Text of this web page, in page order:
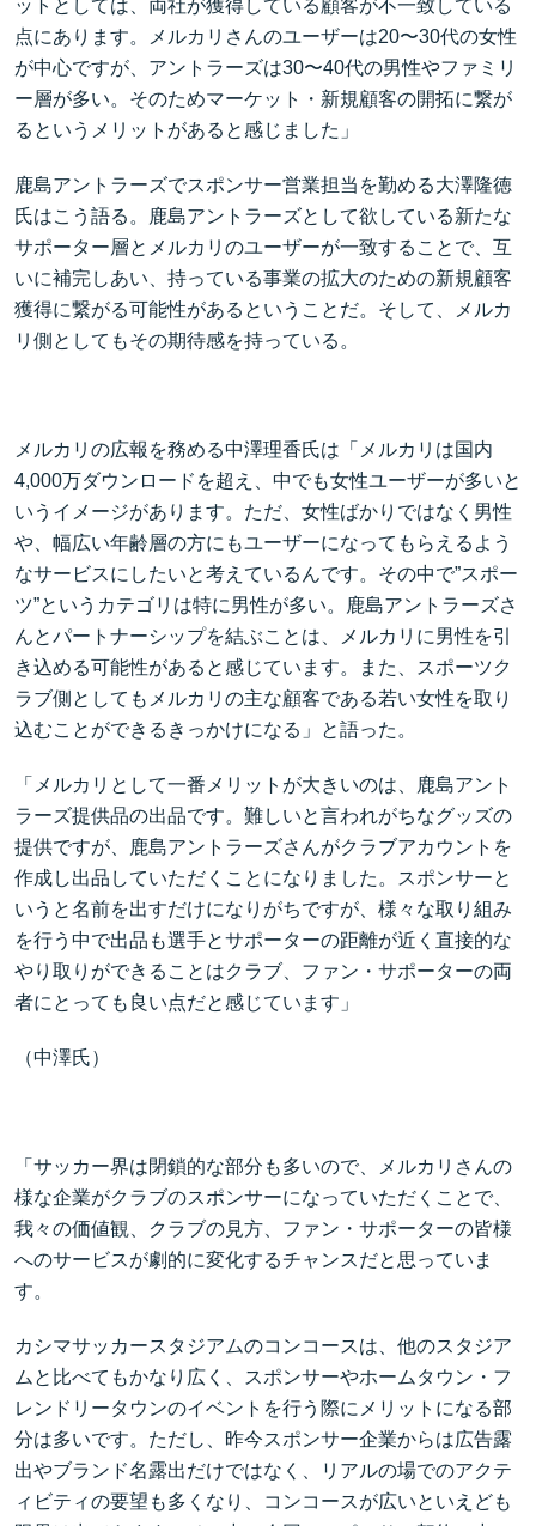
ットとしては、両社が獲得している顧客が不一致している
点にあります。メルカリさんのユーザーは20〜30代の女性
が中心ですが、アントラーズは30〜40代の男性やファミリ
ー層が多い。そのためマーケット・新規顧客の開拓に繋が
るというメリットがあると感じました」
鹿島アントラーズでスポンサー営業担当を勤める大澤隆徳
氏はこう語る。鹿島アントラーズとして欲している新たな
サポーター層とメルカリのユーザーが一致することで、互
いに補完しあい、持っている事業の拡大のための新規顧客
獲得に繋がる可能性があるということだ。そして、メルカ
リ側としてもその期待感を持っている。
メルカリの広報を務める中澤理香氏は「メルカリは国内
4,000万ダウンロードを超え、中でも女性ユーザーが多いと
いうイメージがあります。ただ、女性ばかりではなく男性
や、幅広い年齢層の方にもユーザーになってもらえるよう
なサービスにしたいと考えているんです。その中で”スポー
ツ”というカテゴリは特に男性が多い。鹿島アントラーズさ
んとパートナーシップを結ぶことは、メルカリに男性を引
き込める可能性があると感じています。また、スポーツク
ラブ側としてもメルカリの主な顧客である若い女性を取り
込むことができるきっかけになる」と語った。
「メルカリとして一番メリットが大きいのは、鹿島アント
ラーズ提供品の出品です。難しいと言われがちなグッズの
提供ですが、鹿島アントラーズさんがクラブアカウントを
作成し出品していただくことになりました。スポンサーと
いうと名前を出すだけになりがちですが、様々な取り組み
を行う中で出品も選手とサポーターの距離が近く直接的な
やり取りができることはクラブ、ファン・サポーターの両
者にとっても良い点だと感じています」
（中澤氏）
「サッカー界は閉鎖的な部分も多いので、メルカリさんの
様な企業がクラブのスポンサーになっていただくことで、
我々の価値観、クラブの見方、ファン・サポーターの皆様
へのサービスが劇的に変化するチャンスだと思っていま
す。
カシマサッカースタジアムのコンコースは、他のスタジア
ムと比べてもかなり広く、スポンサーやホームタウン・フ
レンドリータウンのイベントを行う際にメリットになる部
分は多いです。ただし、昨今スポンサー企業からは広告露
出やブランド名露出だけではなく、リアルの場でのアクテ
ィビティの要望も多くなり、コンコースが広いといえども